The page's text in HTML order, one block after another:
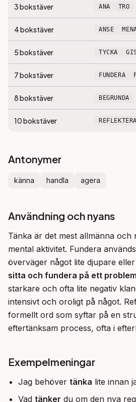
3bokstäver ANA TRO
4bokstäver ANSE
5bokstäver TYCKA
7bokstäver FUNDERA
8bokstäver BEGRUNDA
10bokstäver REFLEKTERA
Antonymer
känna handla agera
Användning och nyans
Tänka är det mest allmänna
mental aktivitet. Fundera
överväger något lite djupare
sitta och fundera på ett problem
starkare och ofta lite negativ
intensivt och oroligt på något.
formellt ord som syftar på en
eftertänksam process, ofta i
Exempelmeningar
Jag behöver tänka lite innan
Vad tänker du om den nya